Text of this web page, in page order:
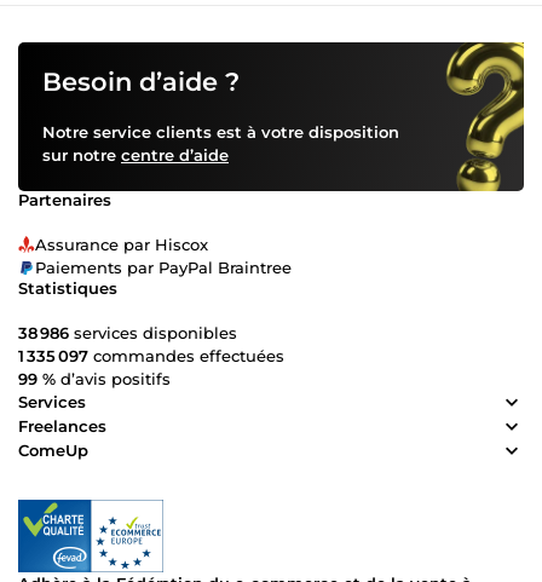
Besoin d’aide ?
Notre service clients est à votre disposition
sur notre centre d’aide
Partenaires
Assurance par Hiscox
Paiements par PayPal Braintree
Statistiques
38 986 services disponibles
1 335 097 commandes effectuées
99 % d’avis positifs
Services
Freelances
ComeUp